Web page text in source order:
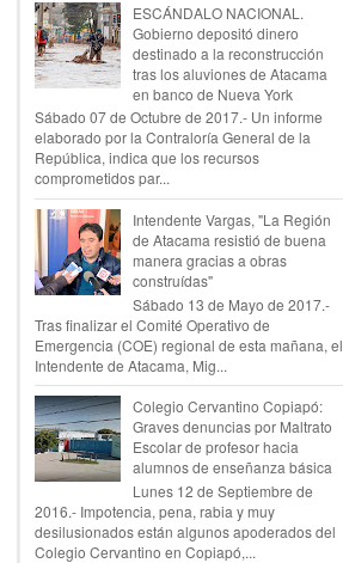
ESCÁNDALO NACIONAL.
Gobierno depositó dinero
destinado a la reconstrucción
tras los aluviones de Atacama
en banco de Nueva York
Sábado 07 de Octubre de 2017.- Un informe
elaborado por la Contraloría General de la
República, indica que los recursos
comprometidos par...
Intendente Vargas, "La Región
de Atacama resistió de buena
manera gracias a obras
construídas"
Sábado 13 de Mayo de 2017.-
Tras finalizar el Comité Operativo de
Emergencia (COE) regional de esta mañana, el
Intendente de Atacama, Mig...
Colegio Cervantino Copiapó:
Graves denuncias por Maltrato
Escolar de profesor hacia
alumnos de enseñanza básica
Lunes 12 de Septiembre de
2016.- Impotencia, pena, rabia y muy
desilusionados están algunos apoderados del
Colegio Cervantino en Copiapó,...